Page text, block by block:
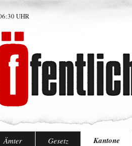
UHR
Ämter Gesetz Kantone